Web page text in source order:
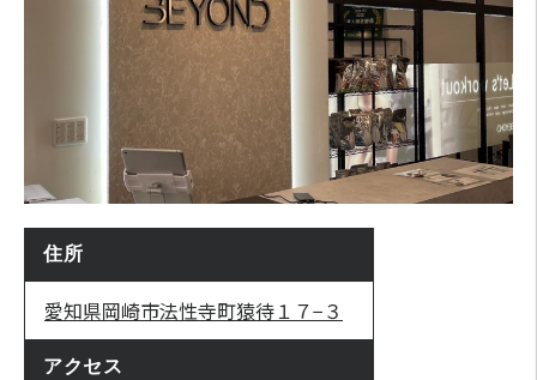
住所
愛知県岡崎市法性寺町猿待１７−３
アクセス